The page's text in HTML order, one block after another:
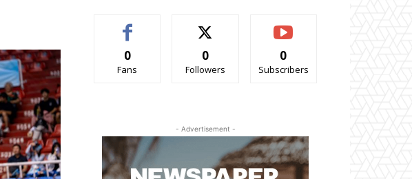
0
Fans
0
Followers
0
Subscribers
- Advertisement -